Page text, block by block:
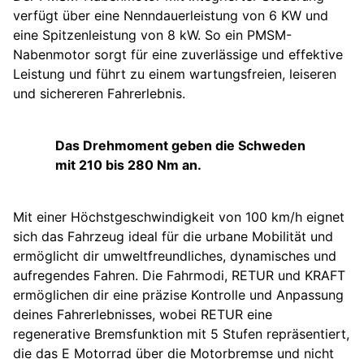
verfügt über eine Nenndauerleistung von 6 KW und
eine Spitzenleistung von 8 kW. So ein PMSM-
Nabenmotor sorgt für eine zuverlässige und effektive
Leistung und führt zu einem wartungsfreien, leiseren
und sichereren Fahrerlebnis.
Das Drehmoment geben die Schweden
mit 210 bis 280 Nm an.
Mit einer Höchstgeschwindigkeit von 100 km/h eignet
sich das Fahrzeug ideal für die urbane Mobilität und
ermöglicht dir umweltfreundliches, dynamisches und
aufregendes Fahren. Die Fahrmodi, RETUR und KRAFT
ermöglichen dir eine präzise Kontrolle und Anpassung
deines Fahrerlebnisses, wobei RETUR eine
regenerative Bremsfunktion mit 5 Stufen repräsentiert,
die das E Motorrad über die Motorbremse und nicht